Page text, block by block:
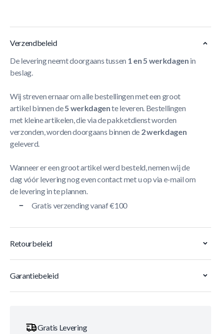
Verzendbeleid
De levering neemt doorgaans tussen 1 en 5 werkdagen in
beslag.
Wij streven ernaar om alle bestellingen met een groot
artikel binnen de5 werkdagente leveren. Bestellingen
met kleine artikelen, die via de pakketdienst worden
verzonden, worden doorgaans binnen de 2 werkdagen
geleverd.
Wanneer er een groot artikel werd besteld, nemen wij de
dag vóór levering nog even contact met u op via e-mail om
de levering in te plannen.
Gratis verzending vanaf €100
Retourbeleid
Garantiebeleid
Gratis Levering